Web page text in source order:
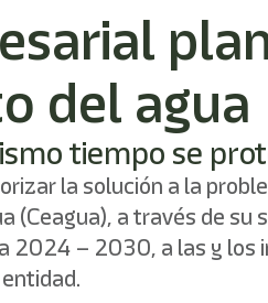
del agua
tiempo se
la solución a la
a través de su
2024 – 2030, a las y los